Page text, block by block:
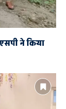
ने किया